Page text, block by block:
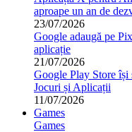
aproape un an de
23/07/2026
Google adaugă pe
aplicație
21/07/2026
Google Play Store își
Jocuri și Aplicații
11/07/2026
Games
Games